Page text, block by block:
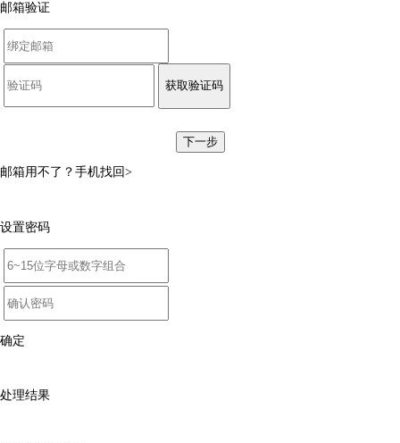
邮箱验证
获取验证码
下一步
邮箱用不了？ 手机找回>
设置密码
确定
处理结果